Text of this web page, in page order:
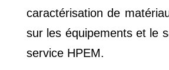
caractérisation de
sur les équipements et le
service HPEM.